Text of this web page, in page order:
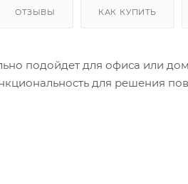
ОТЗЫВЫ КАК КУПИТЬ
подойдет для офиса или
для решения